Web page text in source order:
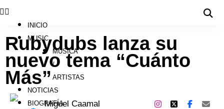
INICIO
MUSIC
MÚSICA
/
ARTISTAS
NOTICIAS
BIOGRAFÍA
Rubydubs lanza su
nuevo tema “Cuánto
Más”
Miguel Caamal